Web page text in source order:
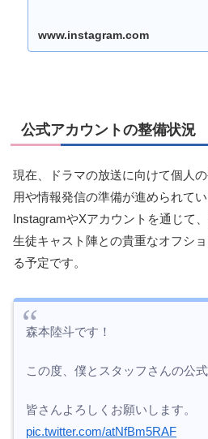
www.instagram.com
公式アカウントの整備状況
現在、ドラマの放送に向けて個人
用や情報発信の準備が進められて
InstagramやXアカウントを通じて
生徒キャスト陣との貴重なオフシ
る予定です。
森本陸斗です！
この度、僕とスタッフさんの公
皆さんよろしくお願いします。
pic.twitter.com/atNfBm5RAF